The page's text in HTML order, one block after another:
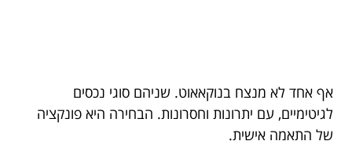
אף אחד לא מנצח בנוקאאוט. שניהם סוגי נכסים
לגיטימיים, עם יתרונות וחסרונות. הבחירה היא פונקציה
של התאמה אישית.